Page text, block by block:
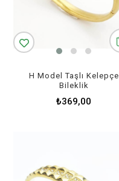
H Model Taşlı Kelepçe
Bileklik
₺369,00